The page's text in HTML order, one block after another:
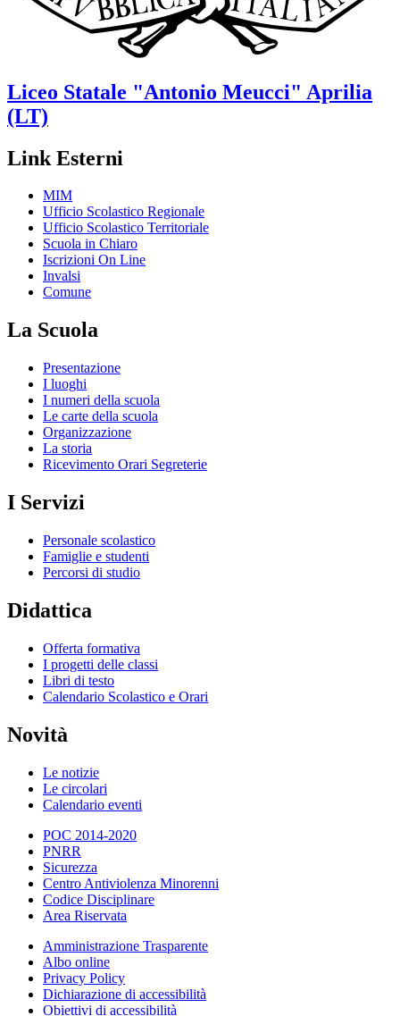
Liceo Statale "Antonio Meucci" Aprilia
(LT)
Link Esterni
MIM
Ufficio Scolastico Regionale
Ufficio Scolastico Territoriale
Scuola in Chiaro
Iscrizioni On Line
Invalsi
Comune
La Scuola
Presentazione
I luoghi
I numeri della scuola
Le carte della scuola
Organizzazione
La storia
Ricevimento Orari Segreterie
I Servizi
Personale scolastico
Famiglie e studenti
Percorsi di studio
Didattica
Offerta formativa
I progetti delle classi
Libri di testo
Calendario Scolastico e Orari
Novità
Le notizie
Le circolari
Calendario eventi
POC 2014-2020
PNRR
Sicurezza
Centro Antiviolenza Minorenni
Codice Disciplinare
Area Riservata
Amministrazione Trasparente
Albo online
Privacy Policy
Dichiarazione di accessibilità
Obiettivi di accessibilità